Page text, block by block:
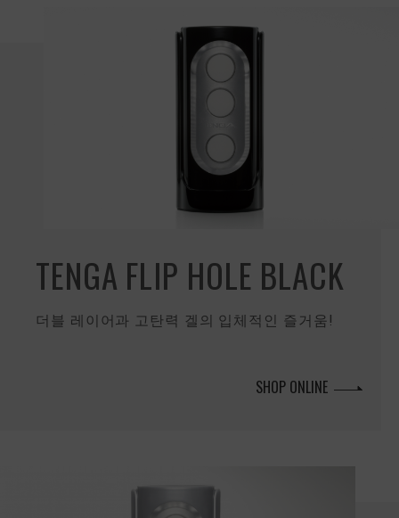
TENGA FLIP HOLE BLACK
더블 레이어과 고탄력 겔의 입체적인 즐거움!
SHOP ONLINE